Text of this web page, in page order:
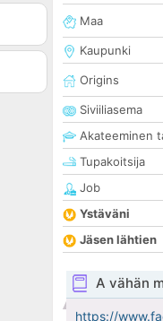
Maa
Kaupunki
Origins
Siviiliasema
Akateeminen
Tupakoitsija
Job
Ystäväni
Jäsen lähtien
A vähän
https://